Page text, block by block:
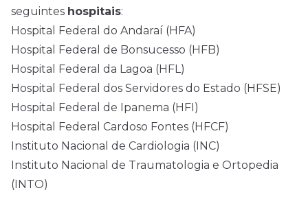
seguintes hospitais:
Hospital Federal do Andaraí (HFA)
Hospital Federal de Bonsucesso (HFB)
Hospital Federal da Lagoa (HFL)
Hospital Federal dos Servidores do Estado (HFSE)
Hospital Federal de Ipanema (HFI)
Hospital Federal Cardoso Fontes (HFCF)
Instituto Nacional de Cardiologia (INC)
Instituto Nacional de Traumatologia e Ortopedia
(INTO)